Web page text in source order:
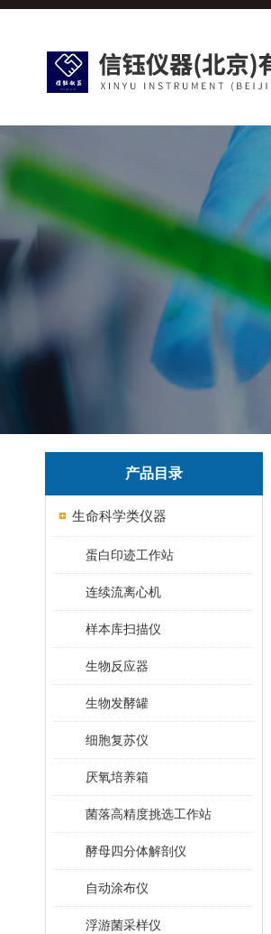
产品目录
生命科学类仪器
蛋白印迹工作站
连续流离心机
样本库扫描仪
生物反应器
生物发酵罐
细胞复苏仪
厌氧培养箱
菌落高精度挑选工作站
酵母四分体解剖仪
自动涂布仪
浮游菌采样仪